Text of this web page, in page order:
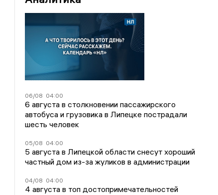
06/08 04:00
6 августа в столкновении пассажирского
автобуса и грузовика в Липецке пострадали
шесть человек
05/08 04:00
5 августа в Липецкой области снесут хороший
частный дом из-за жуликов в администрации
04/08 04:00
4 августа в топ достопримечательностей